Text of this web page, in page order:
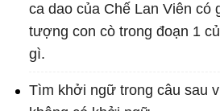
ca dao của Chế Lan Viên có
tượng con cò trong đoạn 1
gì.
Tìm khởi ngữ trong câu sau